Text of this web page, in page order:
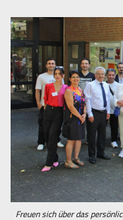
Freuen sich über das